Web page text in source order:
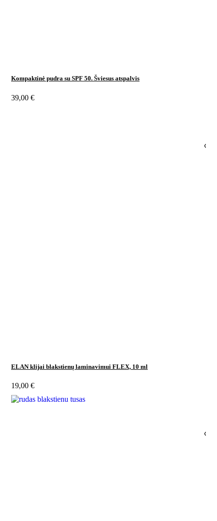
Kompaktinė pudra su SPF 50. Šviesus atspalvis
39,00 €
ELAN klijai blakstienų laminavimui FLEX, 10 ml
19,00 €